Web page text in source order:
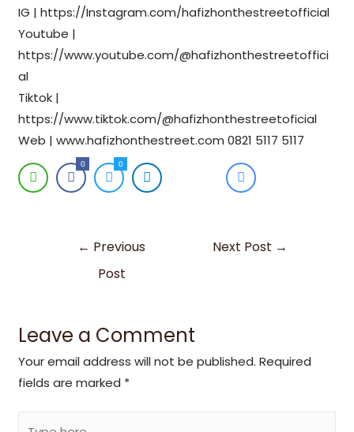
IG | https://Instagram.com/hafizhonthestreetofficial
Youtube |
https://www.youtube.com/@hafizhonthestreetoffici
al
Tiktok |
https://www.tiktok.com/@hafizhonthestreetoficial
Web | www.hafizhonthestreet.com 0821 5117 5117
0 0
← Previous
Post
Next Post →
Leave a Comment
Your email address will not be published. Required
fields are marked *